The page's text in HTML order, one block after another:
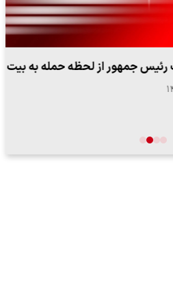
از لحظه حمله به بیت رهبری